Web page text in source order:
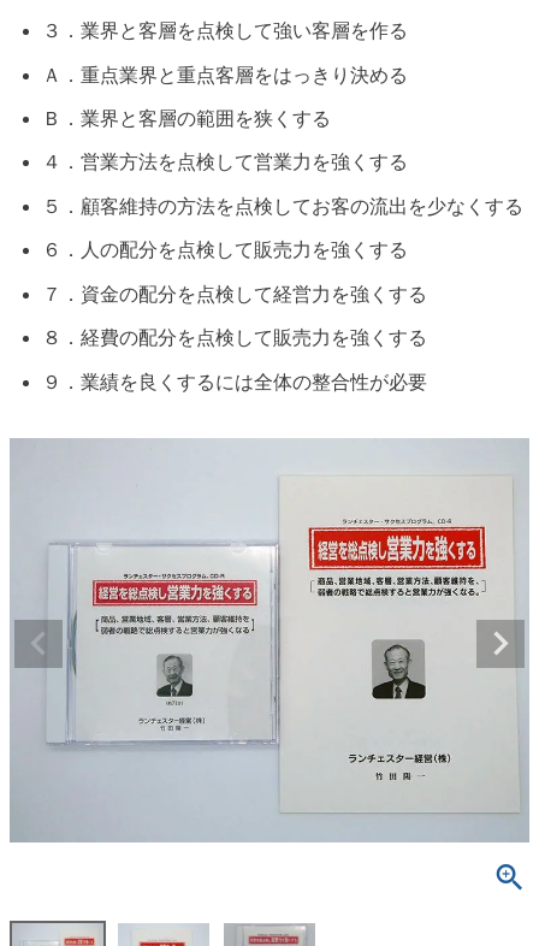
３．業界と客層を点検して強い客層を作る
Ａ．重点業界と重点客層をはっきり決める
Ｂ．業界と客層の範囲を狭くする
４．営業方法を点検して営業力を強くする
５．顧客維持の方法を点検してお客の流出を少なくする
６．人の配分を点検して販売力を強くする
７．資金の配分を点検して経営力を強くする
８．経費の配分を点検して販売力を強くする
９．業績を良くするには全体の整合性が必要